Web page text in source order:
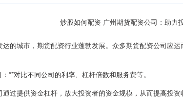
达的城市，期货配资行业蓬勃发展。众多期货配资公司应
**对比不同公司的利率、杠杆倍数和服务费等。
通过提供资金杠杆，放大投资者的资金规模，从而提高投